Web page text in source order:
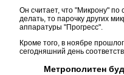
Он считает, что "Микрону"
делать, то парочку других
аппаратуры "Прогресс".
Кроме того, в ноябре
сегодняшний день
Метрополитен